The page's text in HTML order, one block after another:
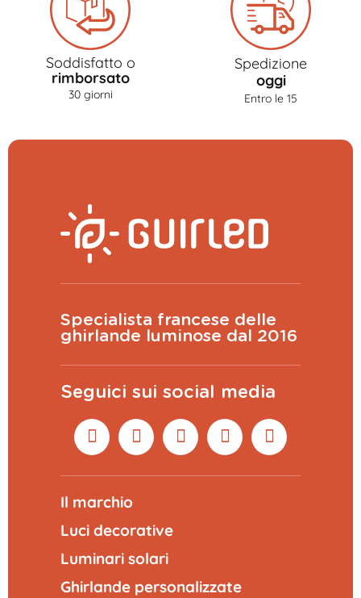
Soddisfatto o
rimborsato
30 giorni
Spedizione
oggi
Entro le 15
Specialista francese delle
ghirlande luminose dal 2016
Seguici sui social media
Il marchio
Luci decorative
Luminari solari
Ghirlande personalizzate